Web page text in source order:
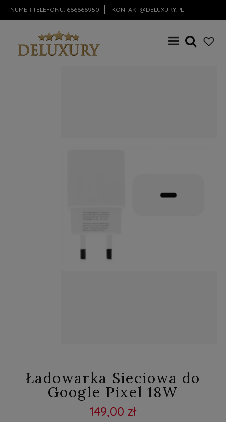
NUMER TELEFONU: 666666950 KONTAKT@DELUXURY.PL
Ładowarka Sieciowa do
Google Pixel 18W
149,00 zł